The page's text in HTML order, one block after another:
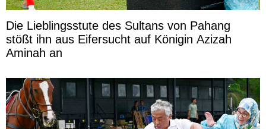
Die Lieblingsstute des Sultans von Pahang
stößt ihn aus Eifersucht auf Königin Azizah
Aminah an